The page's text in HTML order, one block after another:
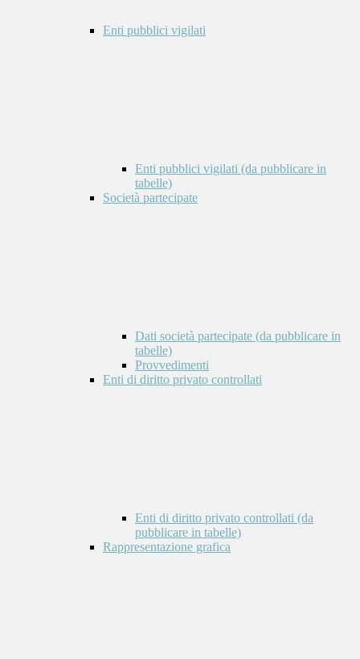
Enti pubblici vigilati
Enti pubblici vigilati (da pubblicare in
tabelle)
Società partecipate
Dati società partecipate (da pubblicare in
tabelle)
Provvedimenti
Enti di diritto privato controllati
Enti di diritto privato controllati (da
pubblicare in tabelle)
Rappresentazione grafica